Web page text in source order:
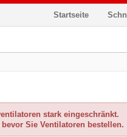
Startseite
stark eingeschränkt.
Sie Ventilatoren bestellen.